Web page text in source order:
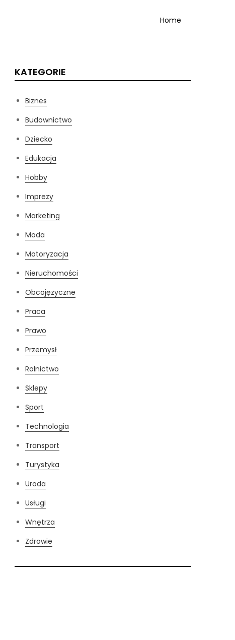
Home
KATEGORIE
Biznes
Budownictwo
Dziecko
Edukacja
Hobby
Imprezy
Marketing
Moda
Motoryzacja
Nieruchomości
Obcojęzyczne
Praca
Prawo
Przemysł
Rolnictwo
Sklepy
Sport
Technologia
Transport
Turystyka
Uroda
Usługi
Wnętrza
Zdrowie